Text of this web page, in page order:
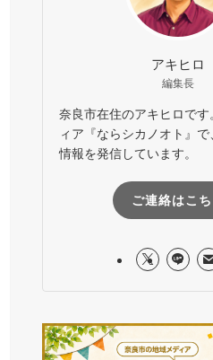
アキヒロ
編集長
奈良市在住のアキヒロで
ィア『ならシカノオト』
情報を発信しています。
ご連絡はこ